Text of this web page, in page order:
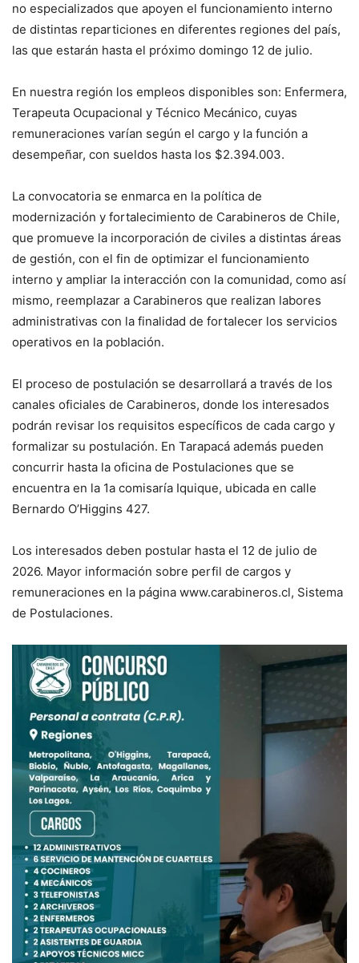
no especializados que apoyen el funcionamiento interno
de distintas reparticiones en diferentes regiones del país,
las que estarán hasta el próximo domingo 12 de julio.
En nuestra región los empleos disponibles son: Enfermera,
Terapeuta Ocupacional y Técnico Mecánico, cuyas
remuneraciones varían según el cargo y la función a
desempeñar, con sueldos hasta los $2.394.003.
La convocatoria se enmarca en la política de
modernización y fortalecimiento de Carabineros de Chile,
que promueve la incorporación de civiles a distintas áreas
de gestión, con el fin de optimizar el funcionamiento
interno y ampliar la interacción con la comunidad, como así
mismo, reemplazar a Carabineros que realizan labores
administrativas con la finalidad de fortalecer los servicios
operativos en la población.
El proceso de postulación se desarrollará a través de los
canales oficiales de Carabineros, donde los interesados
podrán revisar los requisitos específicos de cada cargo y
formalizar su postulación. En Tarapacá además pueden
concurrir hasta la oficina de Postulaciones que se
encuentra en la 1a comisaría Iquique, ubicada en calle
Bernardo O’Higgins 427.
Los interesados deben postular hasta el 12 de julio de
2026. Mayor información sobre perfil de cargos y
remuneraciones en la página www.carabineros.cl, Sistema
de Postulaciones.